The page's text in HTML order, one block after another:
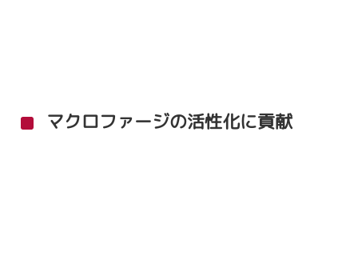
マクロファージの活性化に貢献